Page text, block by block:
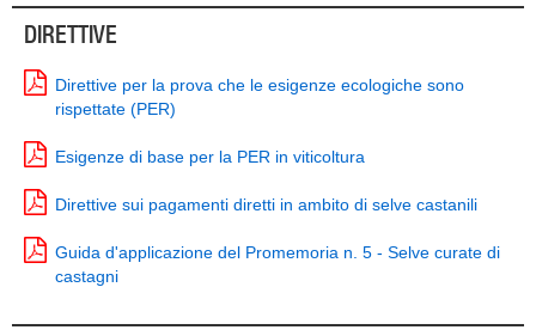
DIRETTIVE
Direttive per la prova che le esigenze ecologiche sono
rispettate (PER)
Esigenze di base per la PER in viticoltura
Direttive sui pagamenti diretti in ambito di selve castanili
Guida d'applicazione del Promemoria n. 5 - Selve curate di
castagni